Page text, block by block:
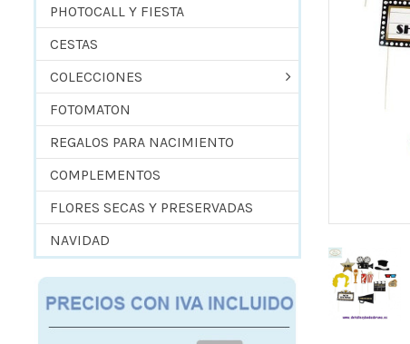
PHOTOCALL Y FIESTA
CESTAS
COLECCIONES
FOTOMATON
REGALOS PARA NACIMIENTO
COMPLEMENTOS
FLORES SECAS Y PRESERVADAS
NAVIDAD